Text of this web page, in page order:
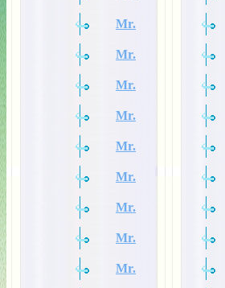
Mr.
Mr.
Mr.
Mr.
Mr.
Mr.
Mr.
Mr.
Mr.